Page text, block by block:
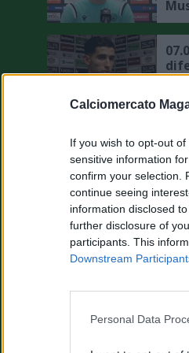
Calciomercato
If you wish to opt-out
sensitive information
confirm your selection.
continue seeing
information disclosed
further disclosure of
participants. This
Downstream
Personal Data